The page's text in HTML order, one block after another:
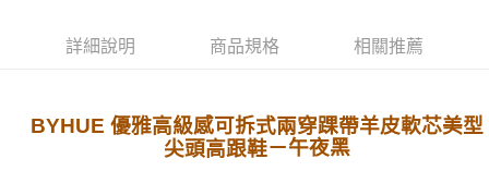
每筆NT$45
詳細說明 商品規格 相關推薦
BYHUE 優雅高級感可拆式兩穿踝帶羊皮軟芯美型
尖頭高跟鞋－午夜黑